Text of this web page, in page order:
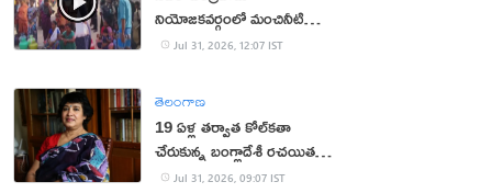
నియోజకవర్గంలో మంచినీటి
కష్టాలు.. మహిళలు ఆందోళన
Jul 31, 2026, 12:07 IST
తెలంగాణ
19 ఏళ్ల త‌ర్వాత కోల్‌క‌తా
చేరుకున్న బంగ్లాదేశీ ర‌చ‌యిత
త‌స్లీమా న‌స్రీన్‌
Jul 31, 2026, 09:07 IST